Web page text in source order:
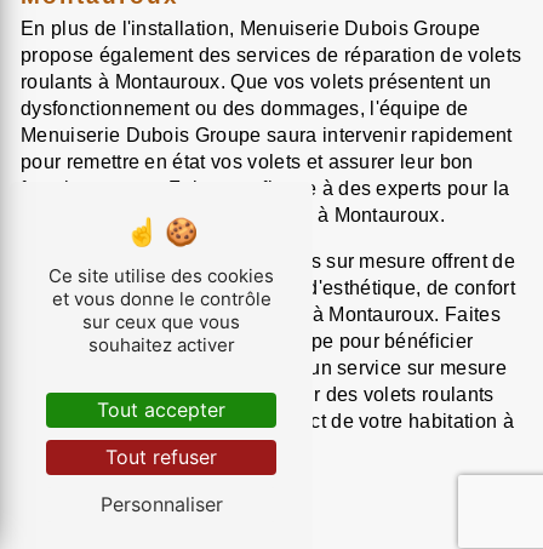
En plus de l'installation, Menuiserie Dubois Groupe
propose également des services de réparation de volets
roulants à Montauroux. Que vos volets présentent un
dysfonctionnement ou des dommages, l'équipe de
Menuiserie Dubois Groupe saura intervenir rapidement
pour remettre en état vos volets et assurer leur bon
fonctionnement. Faites confiance à des experts pour la
réparation de vos volets roulants à Montauroux.
En conclusion, les volets roulants sur mesure offrent de
nombreux avantages en termes d'esthétique, de confort
et de sécurité pour votre maison à Montauroux. Faites
appel à Menuiserie Dubois Groupe pour bénéficier
d'une installation de qualité et d'un service sur mesure
adapté à vos besoins. Optez pour des volets roulants
sur mesure et transformez l'aspect de votre habitation à
Montauroux.
Ce site utilise des cookies
et vous donne le contrôle
sur ceux que vous
souhaitez activer
Tout accepter
Tout refuser
Personnaliser